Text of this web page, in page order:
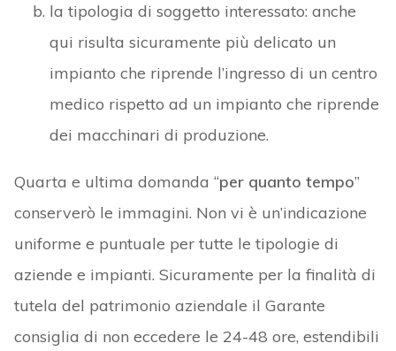
la tipologia di soggetto interessato: anche
qui risulta sicuramente più delicato un
impianto che riprende l’ingresso di un centro
medico rispetto ad un impianto che riprende
dei macchinari di produzione.
Quarta e ultima domanda “per quanto tempo”
conserverò le immagini. Non vi è un’indicazione
uniforme e puntuale per tutte le tipologie di
aziende e impianti. Sicuramente per la finalità di
tutela del patrimonio aziendale il Garante
consiglia di non eccedere le 24-48 ore, estendibili